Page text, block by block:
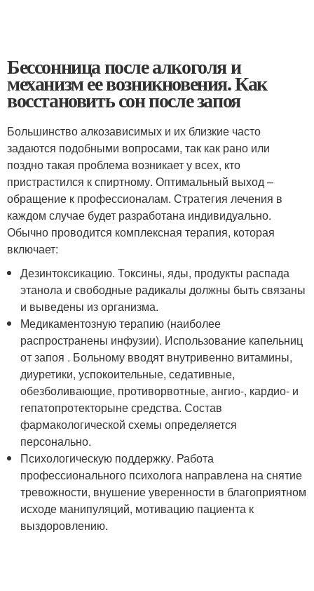
Бессонница после алкоголя и
механизм ее возникновения. Как
восстановить сон после запоя
Большинство алкозависимых и их близкие часто
задаются подобными вопросами, так как рано или
поздно такая проблема возникает у всех, кто
пристрастился к спиртному. Оптимальный выход –
обращение к профессионалам. Стратегия лечения в
каждом случае будет разработана индивидуально.
Обычно проводится комплексная терапия, которая
включает:
Дезинтоксикацию. Токсины, яды, продукты распада
этанола и свободные радикалы должны быть связаны
и выведены из организма.
Медикаментозную терапию (наиболее
распространены инфузии). Использование капельниц
от запоя . Больному вводят внутривенно витамины,
диуретики, успокоительные, седативные,
обезболивающие, противорвотные, ангио-, кардио- и
гепатопротекторыне средства. Состав
фармакологической схемы определяется
персонально.
Психологическую поддержку. Работа
профессионального психолога направлена на снятие
тревожности, внушение уверенности в благоприятном
исходе манипуляций, мотивацию пациента к
выздоровлению.